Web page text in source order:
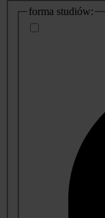
dodatkowe
informacje
forma studiów: